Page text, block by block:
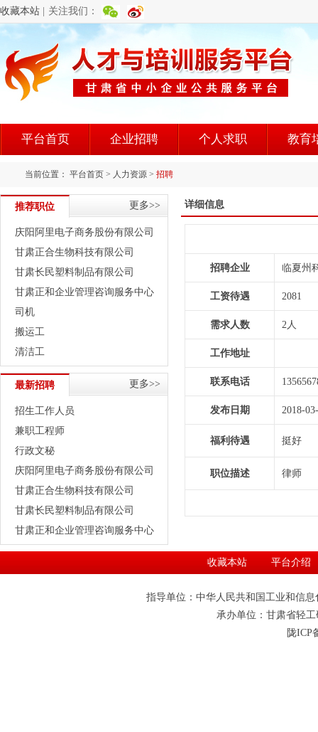
收藏本站 关注我们：
平台首页 企业招聘 个人求职 教育
当前位置： 平台首页 > 人力资源 > 招聘
推荐职位 更多>>
庆阳阿里电子商务股份有限公司
甘肃正合生物科技有限公司
甘肃长民塑料制品有限公司
甘肃正和企业管理咨询服务中心
司机
搬运工
清洁工
最新招聘 更多>>
招生工作人员
兼职工程师
行政文秘
庆阳阿里电子商务股份有限公司
甘肃正合生物科技有限公司
甘肃长民塑料制品有限公司
甘肃正和企业管理咨询服务中心
详细信息
招聘企业 临夏州
工资待遇 2081
需求人数 2人
工作地址
联系电话
发布日期 2018-
福利待遇 挺好
职位描述 律师
收藏本站 平台介绍
指导单位：中华人民共和国工业和信
承办单位：甘肃省轻
陇ICP